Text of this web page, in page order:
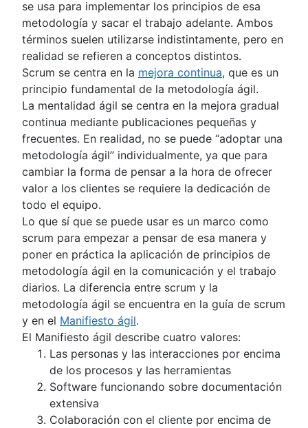
se usa para implementar los principios de esa
metodología y sacar el trabajo adelante. Ambos
términos suelen utilizarse indistintamente, pero en
realidad se refieren a conceptos distintos.
Scrum se centra en la mejora continua, que es un
principio fundamental de la metodología ágil.
La mentalidad ágil se centra en la mejora gradual
continua mediante publicaciones pequeñas y
frecuentes. En realidad, no se puede “adoptar una
metodología ágil” individualmente, ya que para
cambiar la forma de pensar a la hora de ofrecer
valor a los clientes se requiere la dedicación de
todo el equipo.
Lo que sí que se puede usar es un marco como
scrum para empezar a pensar de esa manera y
poner en práctica la aplicación de principios de
metodología ágil en la comunicación y el trabajo
diarios. La diferencia entre scrum y la
metodología ágil se encuentra en la guía de scrum
y en el Manifiesto ágil.
El Manifiesto ágil describe cuatro valores:
Las personas y las interacciones por encima
de los procesos y las herramientas
Software funcionando sobre documentación
extensiva
Colaboración con el cliente por encima de